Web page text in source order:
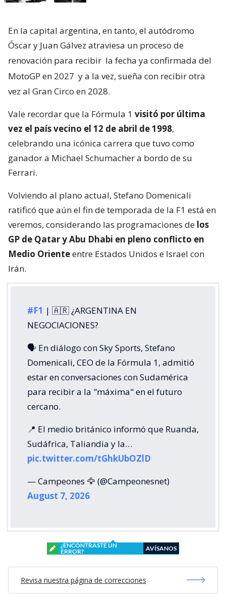
En la capital argentina, en tanto, el autódromo
Óscar y Juan Gálvez atraviesa un proceso de
renovación para recibir la fecha ya confirmada del
MotoGP en 2027 y a la vez, sueña con recibir otra
vez al Gran Circo en 2028.
Vale recordar que la Fórmula 1 visitó por última
vez el país vecino el 12 de abril de 1998,
celebrando una icónica carrera que tuvo como
ganador a Michael Schumacher a bordo de su
Ferrari.
Volviendo al plano actual, Stefano Domenicali
ratificó que aún el fin de temporada de la F1 está en
veremos, considerando las programaciones de los
GP de Qatar y Abu Dhabi en pleno conflicto en
Medio Orienteentre Estados Unidos e Israel con
Irán.
#F1 | 🇦🇷 ¿ARGENTINA EN
NEGOCIACIONES?
🗣️ En diálogo con Sky Sports, Stefano
Domenicali, CEO de la Fórmula 1, admitió
estar en conversaciones con Sudamérica
para recibir a la "máxima" en el futuro
cercano.
📍 El medio británico informó que Ruanda,
Sudáfrica, Taliandia y la…
pic.twitter.com/tGhkUbOZlD
— Campeones 🦅 (@Campeonesnet)
August 7, 2026
¿ENCONTRASTE UN
ERROR?
AVÍSANOS
Revisa nuestra página de correcciones